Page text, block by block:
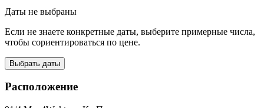
Даты не выбраны
Если не знаете конкретные даты, выберите примерные числа,
чтобы сориентироваться по цене.
Выбрать даты
Расположение